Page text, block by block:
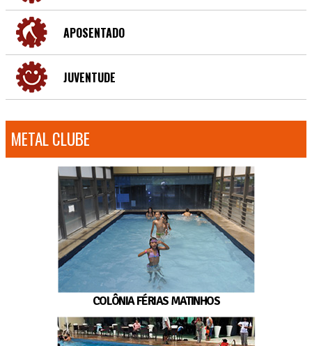
APOSENTADO
JUVENTUDE
METAL CLUBE
COLÔNIA FÉRIAS MATINHOS